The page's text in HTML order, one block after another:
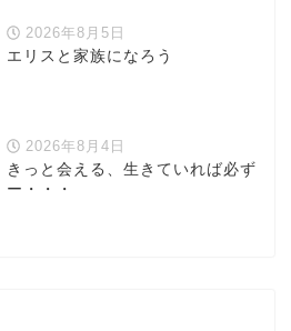
2026年8月5日
エリスと家族になろう
2026年8月4日
きっと会える、生きていれば必ず
ー・・・